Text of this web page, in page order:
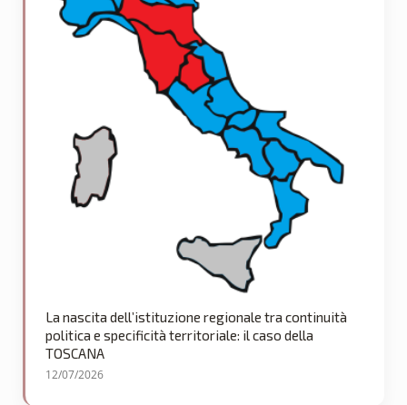
La nascita dell’istituzione regionale tra continuità
politica e specificità territoriale: il caso della
TOSCANA
12/07/2026